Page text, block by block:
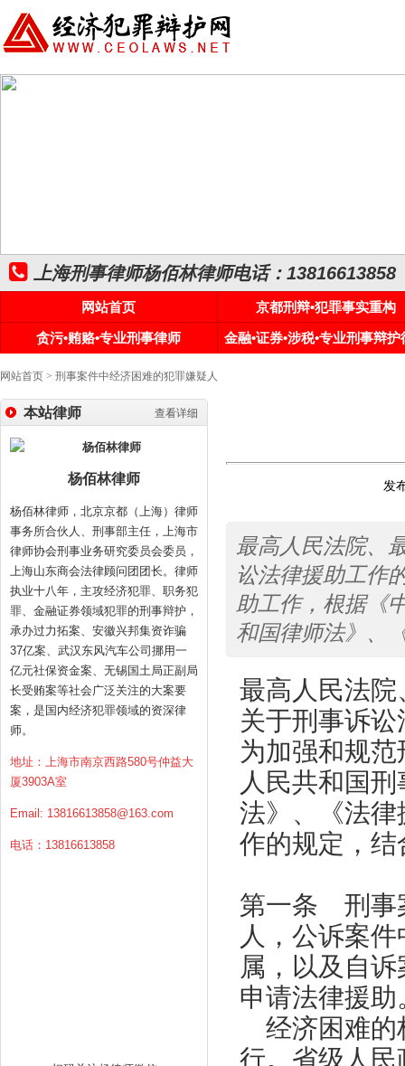
上海刑事律师杨佰林律师电话：13816613858
网站首页
京都刑辩•犯罪事实重构
贪污•贿赂•专业刑事律师
金融•证券•涉税•专业刑事辩护
网站首页 > 刑事案件中经济困难的犯罪嫌疑人
查看详细
本站律师
杨佰林律师
杨佰林律师，北京京都（上海）律师
事务所合伙人、刑事部主任，上海市
律师协会刑事业务研究委员会委员，
上海山东商会法律顾问团团长。律师
执业十八年，主攻经济犯罪、职务犯
罪、金融证券领域犯罪的刑事辩护，
承办过力拓案、安徽兴邦集资诈骗
37亿案、武汉东风汽车公司挪用一
亿元社保资金案、无锡国土局正副局
长受贿案等社会广泛关注的大案要
案，是国内经济犯罪领域的资深律
师。
地址：上海市南京西路580号仲益大
厦3903A室
Email: 13816613858@163.com
电话：13816613858
发
最高人民法院、
讼法律援助工作
助工作，根据《
和国律师法》、
最高人民法
关于刑事诉
为加强和规
人民共和国
法》、《法
作的规定，
第一条 刑事
人，公诉案
属，以及自
申请法律援助
经济困难的
行。省级人